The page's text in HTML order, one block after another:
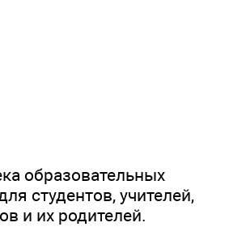
образовательных
студентов, учителей,
и их родителей.